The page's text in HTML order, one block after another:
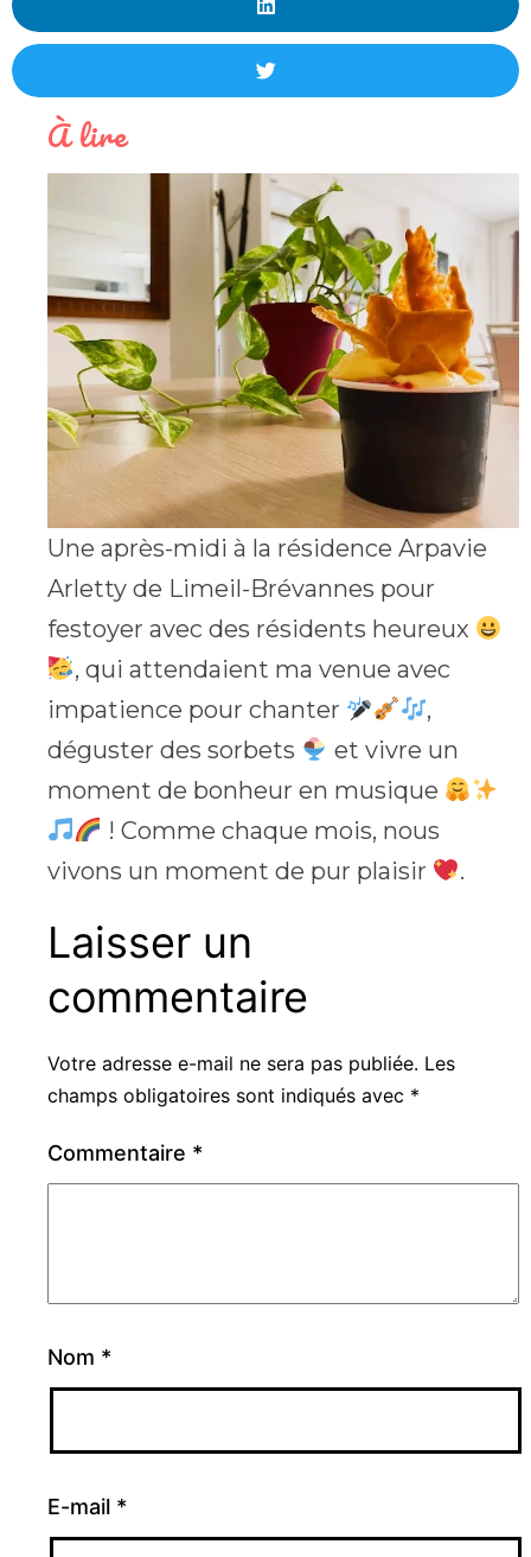
À lire
Une après-midi à la résidence Arpavie
Arletty de Limeil-Brévannes pour
festoyer avec des résidents heureux
, qui attendaient ma venue avec
impatience pour chanter
,
déguster des sorbets
et vivre un
moment de bonheur en musique
! Comme chaque mois, nous
vivons un moment de pur plaisir
.
Laisser un
commentaire
Votre adresse e-mail ne sera pas publiée. Les
champs obligatoires sont indiqués avec *
Commentaire *
Nom *
E-mail *